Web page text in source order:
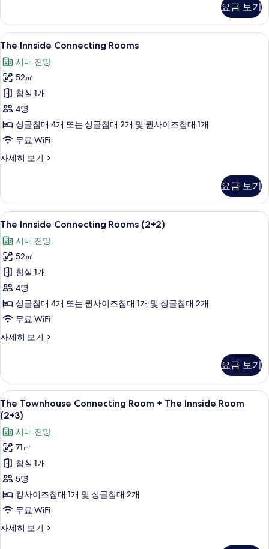
세
히
보
요금 보기
The
Innside
Connecting
Rooms
사
진
모
두
보
3
The Innside Connecting Rooms
시내 전망
52㎡
침실 1개
4명
싱글침대 4개 또는 싱글침대 2개 및 퀸사이즈침대 1개
무료 WiFi
자세히 보기
The
자
세
히
기
요금 보기
The
Innside
Connecting
Rooms
(2+2)
사
진
모
두
3
The Innside Connecting Rooms (2+2)
시내 전망
52㎡
침실 1개
4명
싱글침대 4개 또는 퀸사이즈침대 1개 및 싱글침대 2개
무료 WiFi
자세히 보기
The
(2+2)
자
세
히
보
기
요금 보기
The
Townhouse
Connecting
Room
+
The
Innside
Room
(2+3)
사
진
6
The Townhouse Connecting Room + The Innside Room
(2+3)
시내 전망
71㎡
침실 1개
5명
킹사이즈침대 1개 및 싱글침대 2개
무료 WiFi
자세히 보기
The